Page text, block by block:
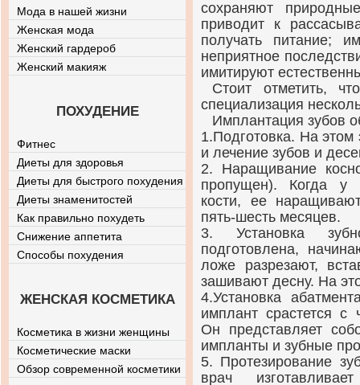
сохраняют
приводит к
получать питание;
неприятное
имитируют
Стоит отметить,
специализация
Имплантация зубов
1.Подготовка. На
и лечение зубов и
2. Наращивание
пропущен). Когда у
кости, ее
пять-шесть месяцев.
3. Установка
подготовлена,
ложе разрезают,
зашивают десну. На
4.Установка
имплант срастется с
Он представляет
импланты и зубные
5. Протезирование
врач
Мода в нашей жизни
Женская мода
Женский гардероб
Женский макияж
ПОХУДЕНИЕ
Фитнес
Диеты для здоровья
Диеты для быстрого похудения
Диеты знаменитостей
Как правильно похудеть
Снижение аппетита
Способы похудения
ЖЕНСКАЯ КОСМЕТИКА
Косметика в жизни женщины
Косметические маски
Обзор современной косметики